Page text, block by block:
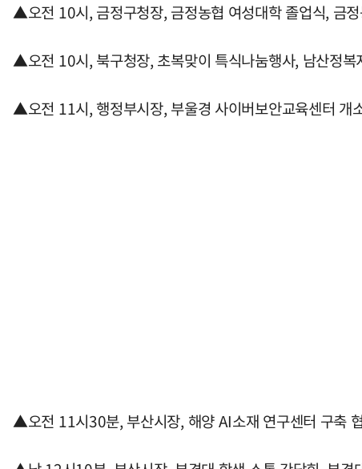
▲오전 10시, 금정구청장, 금정농협 여성대학 졸업식, 금
▲오전 10시, 북구청장, 초복맞이 특식나눔행사, 남산정복
▲오전 11시, 행정부시장, 부울경 사이버보안교육센터 개
▲오전 11시30분, 부산시장, 해양 AI소재 연구센터 구축